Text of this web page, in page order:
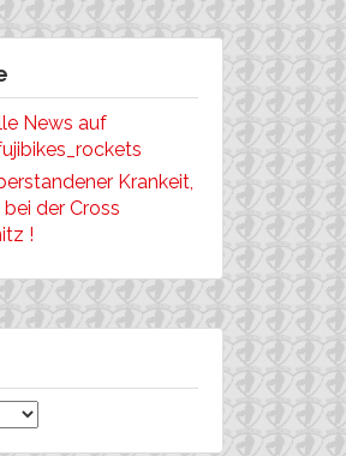
News auf
Krankeit,
der Cross
!